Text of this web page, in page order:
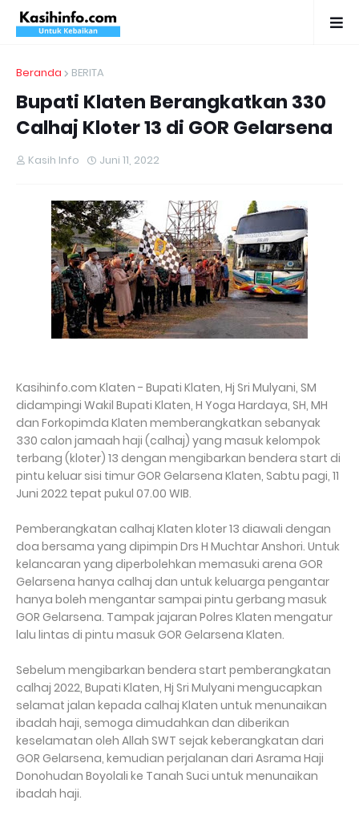
Beranda BERITA
Bupati Klaten Berangkatkan 330
Calhaj Kloter 13 di GOR Gelarsena
Kasih Info Juni 11, 2022
Kasihinfo.com Klaten - Bupati Klaten, Hj Sri Mulyani, SM
didampingi Wakil Bupati Klaten, H Yoga Hardaya, SH, MH
dan Forkopimda Klaten memberangkatkan sebanyak
330 calon jamaah haji (calhaj) yang masuk kelompok
terbang (kloter) 13 dengan mengibarkan bendera start di
pintu keluar sisi timur GOR Gelarsena Klaten, Sabtu pagi, 11
Juni 2022 tepat pukul 07.00 WIB.
Pemberangkatan calhaj Klaten kloter 13 diawali dengan
doa bersama yang dipimpin Drs H Muchtar Anshori. Untuk
kelancaran yang diperbolehkan memasuki arena GOR
Gelarsena hanya calhaj dan untuk keluarga pengantar
hanya boleh mengantar sampai pintu gerbang masuk
GOR Gelarsena. Tampak jajaran Polres Klaten mengatur
lalu lintas di pintu masuk GOR Gelarsena Klaten.
Sebelum mengibarkan bendera start pemberangkatan
calhaj 2022, Bupati Klaten, Hj Sri Mulyani mengucapkan
selamat jalan kepada calhaj Klaten untuk menunaikan
ibadah haji, semoga dimudahkan dan diberikan
keselamatan oleh Allah SWT sejak keberangkatan dari
GOR Gelarsena, kemudian perjalanan dari Asrama Haji
Donohudan Boyolali ke Tanah Suci untuk menunaikan
ibadah haji.